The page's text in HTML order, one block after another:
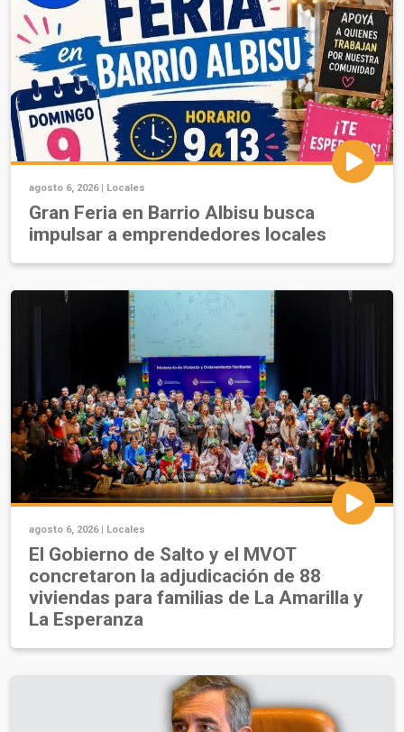
agosto 6, 2026 | Locales
Gran Feria en Barrio Albisu busca
impulsar a emprendedores locales
agosto 6, 2026 | Locales
El Gobierno de Salto y el MVOT
concretaron la adjudicación de 88
viviendas para familias de La Amarilla y
La Esperanza